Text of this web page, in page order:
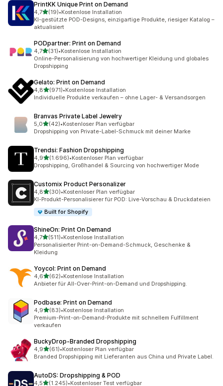
PrintKK Unique Print on Demand
4,7von 5 Sternen
(19)
19 Rezensionen insgesamt
•Kostenlose Installation
KI-gestützte POD-Designs, einzigartige Produkte, riesiger Katalog –
aktualisiert
PODpartner: Print on Demand
4,7von 5 Sternen
(31)
31 Rezensionen insgesamt
•Kostenlose Installation
Online-Personalisierung von hochwertiger Kleidung und globales
Dropshipping
Gelato: Print on Demand
4,8von 5 Sternen
(971)
971 Rezensionen insgesamt
•Kostenlose Installation
Individuelle Produkte verkaufen – ohne Lager- & Versandsorgen
Branvas Private Label Jewelry
5,0von 5 Sternen
(42)
42 Rezensionen insgesamt
•Kostenloser Plan verfügbar
Dropshipping von Private-Label-Schmuck mit deiner Marke
Trendsi: Fashion Dropshipping
4,9von 5 Sternen
(1.696)
1696 Rezensionen insgesamt
•Kostenloser Plan verfügbar
Dropshipping, Großhandel & Sourcing von hochwertiger Mode
Customix Product Personalizer
4,8von 5 Sternen
(30)
30 Rezensionen insgesamt
•Kostenloser Plan verfügbar
KI-Produkt-Personalisierer für POD: Live-Vorschau & Druckdateien
Built for Shopify
ShineOn: Print On Demand
4,7von 5 Sternen
(511)
511 Rezensionen insgesamt
•Kostenlose Installation
Personalisierter Print-on-Demand-Schmuck, Geschenke &
Kleidung
Yoycol: Print on Demand
4,6von 5 Sternen
(62)
62 Rezensionen insgesamt
•Kostenlose Installation
Anbieter für All-Over-Print-on-Demand und Dropshipping.
Podbase: Print on Demand
4,9von 5 Sternen
(83)
83 Rezensionen insgesamt
•Kostenlose Installation
Premium-Print-on-Demand-Produkte mit schnellem Fulfillment
verkaufen
BuckyDrop‑Branded Dropshipping
4,9von 5 Sternen
(61)
61 Rezensionen insgesamt
•Kostenloser Plan verfügbar
Branded Dropshipping mit Lieferanten aus China und Private Label.
AutoDS: Dropshipping & POD
4,5von 5 Sternen
(1.245)•Kostenloser Test verfügbar